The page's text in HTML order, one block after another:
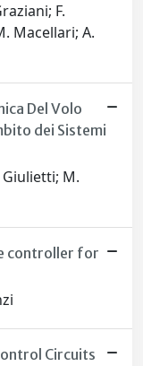
F.
Macellari; A.
Del Volo
dei Sistemi
Giulietti; M.
controller for
Circuits